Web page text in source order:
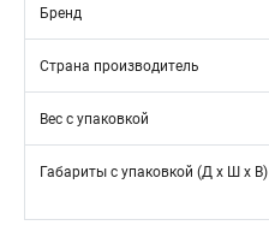
Бренд
Страна производитель
Вес с упаковкой
Габариты с упаковкой (Д х Ш х В)